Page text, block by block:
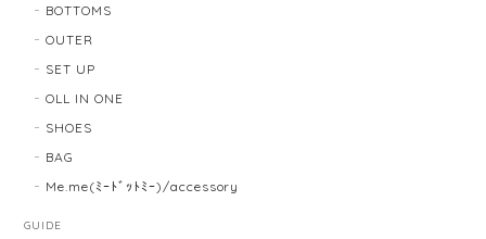
BOTTOMS
OUTER
SET UP
OLL IN ONE
SHOES
BAG
Me.me(ﾐｰﾄﾞｯﾄﾐｰ)/accessory
GUIDE